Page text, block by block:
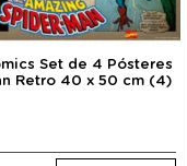
Set de 4 Pósteres
Retro 40 x 50 cm (4)